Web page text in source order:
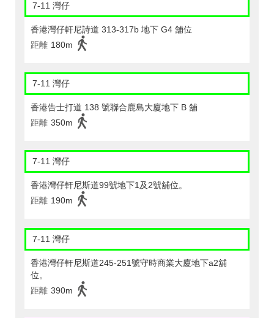
7-11 灣仔
香港灣仔軒尼詩道 313-317b 地下 G4 舖位
距離 180m
7-11 灣仔
香港告士打道 138 號聯合鹿島大廈地下 B 舖
距離 350m
7-11 灣仔
香港灣仔軒尼斯道99號地下1及2號舖位。
距離 190m
7-11 灣仔
香港灣仔軒尼斯道245-251號守時商業大廈地下a2舖
位。
距離 390m